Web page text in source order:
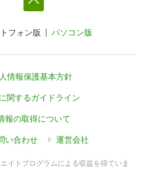
フォン版 パソコン版
情報保護基本方針
関するガイドライン
報の取得について
い合わせ 運営会社
イトプログラムによる収益を得ていま